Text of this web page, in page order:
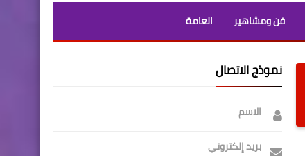
فن ومشاهير العامة
نموذج الاتصال
الاسم
بريد إلكتروني